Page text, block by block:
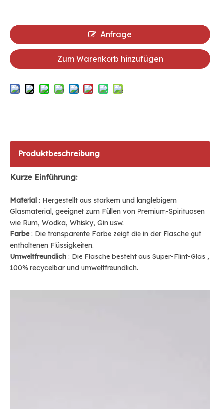
Anfrage
Zum Warenkorb hinzufügen
Produktbeschreibung
Kurze Einführung:
Material : Hergestellt aus starkem und langlebigem
Glasmaterial, geeignet zum Füllen von Premium-Spirituosen
wie Rum, Wodka, Whisky, Gin usw.
Farbe: Die transparente Farbe zeigt die in der Flasche gut
enthaltenen Flüssigkeiten.
Umweltfreundlich : Die Flasche besteht aus Super-Flint-Glas ,
100% recycelbar und umweltfreundlich.